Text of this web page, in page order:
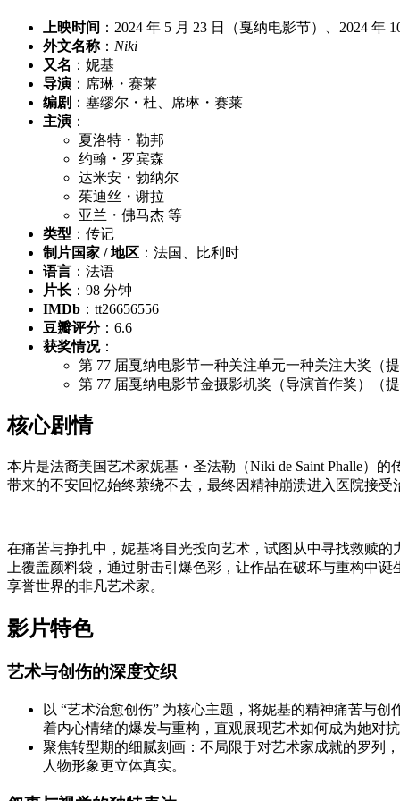
上映时间 ：2024 年 5 月 23 日（戛纳电影节）、2024 年
外文名称： Niki
又名 ：妮基
导演 ：席琳・赛莱
编剧 ：塞缪尔・杜、席琳・赛莱
主演 ：
夏洛特・勒邦
约翰・罗宾森
达米安・勃纳尔
茱迪丝・谢拉
亚兰・佛马杰 等
类型 ：传记
制片国家 / 地区 ：法国、比利时
语言 ：法语
片长 ：98 分钟
IMDb ：tt26656556
豆瓣评分：6.6
获奖情况：
第 77 届戛纳电影节一种关注单元一种关注大奖（
第 77 届戛纳电影节金摄影机奖（导演首作奖）（
核心剧情
本片是法裔美国艺术家妮基・圣法勒（Niki de Saint Phalle）
带来的不安回忆始终萦绕不去，最终因精神崩溃进入医院接受
在痛苦与挣扎中，妮基将目光投向艺术，试图从中寻找救赎
上覆盖颜料袋，通过射击引爆色彩，让作品在破坏与重构中
享誉世界的非凡艺术家。
影片特色
艺术与创伤的深度交织
以 “艺术治愈创伤” 为核心主题，将妮基的精神痛苦与
着内心情绪的爆发与重构，直观展现艺术如何成为她对
聚焦转型期的细腻刻画：不局限于对艺术家成就的罗列
人物形象更立体真实。